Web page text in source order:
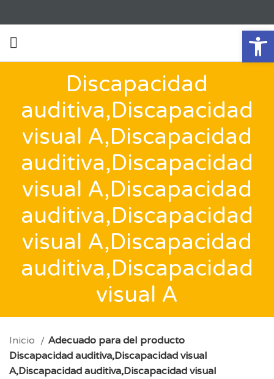
Discapacidad
auditiva,Discapacidad
visual A,Discapacidad
auditiva,Discapacidad
visual A,Discapacidad
auditiva,Discapacidad
visual A,Discapacidad
auditiva,Discapacidad
visual A
Inicio
Adecuado para del producto
Discapacidad auditiva,Discapacidad visual
A,Discapacidad auditiva,Discapacidad visual